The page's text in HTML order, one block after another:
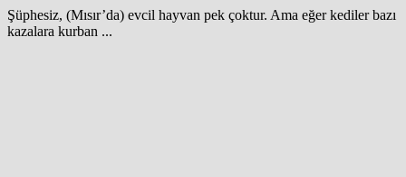
Şüphesiz, (Mısır’da) evcil hayvan pek çoktur. Ama eğer kediler bazı
kazalara kurban ...